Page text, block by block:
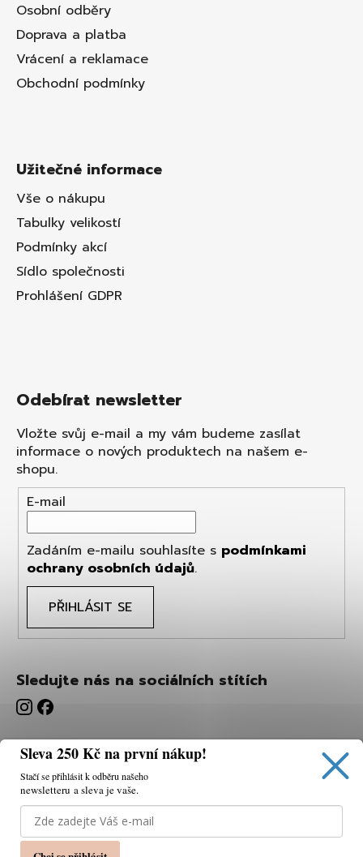
Používáme cookies, abychom vám umožnili pohodlné
prohlížení webu a díky analýze webu neustále zlepšovat
jeho funkce, výkon a použitelnost.
Osobní odběry
Doprava a platba
Vrácení a reklamace
Obchodní podmínky
Užitečné informace
Vše o nákupu
Tabulky velikostí
Podmínky akcí
Sídlo společnosti
Prohlášení GDPR
Odebírat newsletter
Vložte svůj e-mail a my vám budeme zasílat
informace o nových produktech na našem e-
shopu.
E-mail
Zadáním e-mailu souhlasíte s podmínkami
ochrany osobních údajů.
PŘIHLÁSIT SE
Sledujte nás na sociálních stítích
Sleva 250 Kč na první nákup!
Stačí se přihlásit k odběru našeho
newsletteru a sleva je vaše.